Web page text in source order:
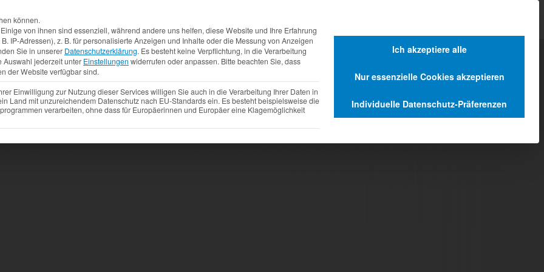
Aktuelles
können.
von ihnen sind essenziell, während andere uns helfen, diese Website und Ihre Erfahrung
IP-Adressen), z. B. für personalisierte Anzeigen und Inhalte oder die Messung von Anzeigen
Sie in unserer Datenschutzerklärung. Es besteht keine Verpflichtung, in die Verarbeitung
Auswahl jederzeit unter Einstellungen widerrufen oder anpassen. Bitte beachten Sie, dass
der Website verfügbar sind.
Einwilligung zur Nutzung dieser Services willigen Sie auch in die Verarbeitung Ihrer Daten in
Land mit unzureichendem Datenschutz nach EU-Standards ein. Es besteht beispielsweise die
verarbeiten, ohne dass für Europäerinnen und Europäer eine Klagemöglichkeit
Ich akzeptiere alle
Nur essenzielle Cookies akzeptieren
Individuelle Datenschutz-Präferenzen